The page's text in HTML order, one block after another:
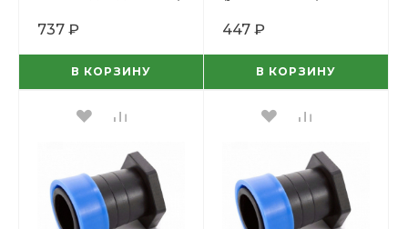
737 ₽
В КОРЗИНУ
447 ₽
В КОРЗИНУ